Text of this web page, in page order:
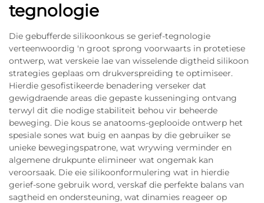
tegnologie
Die gebufferde silikoonkous se gerief-tegnologie
verteenwoordig 'n groot sprong voorwaarts in protetiese
ontwerp, wat verskeie lae van wisselende digtheid silikoon
strategies geplaas om drukverspreiding te optimiseer.
Hierdie gesofistikeerde benadering verseker dat
gewigdraende areas die gepaste kusseninging ontvang
terwyl dit die nodige stabiliteit behou vir beheerde
beweging. Die kous se anatooms-geplooide ontwerp het
spesiale sones wat buig en aanpas by die gebruiker se
unieke bewegingspatrone, wat wrywing verminder en
algemene drukpunte elimineer wat ongemak kan
veroorsaak. Die eie silikoonformulering wat in hierdie
gerief-sone gebruik word, verskaf die perfekte balans van
sagtheid en ondersteuning, wat dinamies reageer op